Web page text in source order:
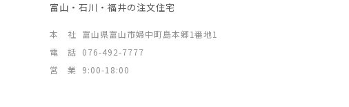
富山・石川・福井の注文住宅
本 社 富山県富山市婦中町島本郷1番地1
電 話 076-492-7777
営 業 9:00-18:00